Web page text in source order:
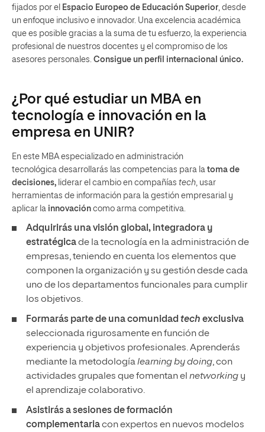
fijados por el Espacio Europeo de Educación Superior, desde
un enfoque inclusivo e innovador. Una excelencia académica
que es posible gracias a la suma de tu esfuerzo, la experiencia
profesional de nuestros docentes y el compromiso de los
asesores personales. Consigue un perfil internacional único.
¿Por qué estudiar un MBA en
tecnología e innovación en la
empresa en UNIR?
En este MBA especializado en administración
tecnológica desarrollarás las competencias para la toma de
decisiones, liderar el cambio en compañías tech, usar
herramientas de información para la gestión empresarial y
aplicar la innovación como arma competitiva.
Adquirirás una visión global, integradora y
estratégicade la tecnología en la administración de
empresas, teniendo en cuenta los elementos que
componen la organización y su gestión desde cada
uno de los departamentos funcionales para cumplir
los objetivos.
Formarás parte de una comunidad tech exclusiva
seleccionada rigurosamente en función de
experiencia y objetivos profesionales. Aprenderás
mediante la metodologíalearning by doing, con
actividades grupales que fomentan el networking y
el aprendizaje colaborativo.
Asistirás a sesiones de formación
complementariacon expertos en nuevos modelos